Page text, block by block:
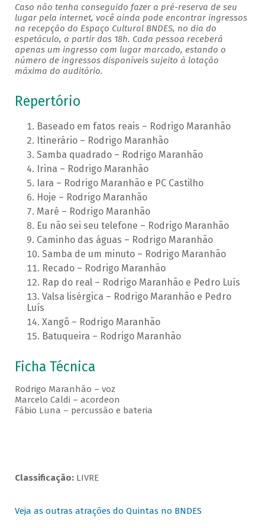
Caso não tenha conseguido fazer a pré-reserva de seu
lugar pela internet, você ainda pode encontrar ingressos
na recepção do Espaço Cultural BNDES, no dia do
espetáculo, a partir das 18h. Cada pessoa receberá
apenas um ingresso com lugar marcado, estando o
número de ingressos disponíveis sujeito à lotação
máxima do auditório.
Repertório
Baseado em fatos reais – Rodrigo Maranhão
Itinerário – Rodrigo Maranhão
Samba quadrado – Rodrigo Maranhão
Irina – Rodrigo Maranhão
Iara – Rodrigo Maranhão e PC Castilho
Hoje – Rodrigo Maranhão
Maré – Rodrigo Maranhão
Eu não sei seu telefone – Rodrigo Maranhão
Caminho das águas – Rodrigo Maranhão
Samba de um minuto – Rodrigo Maranhão
Recado – Rodrigo Maranhão
Rap do real – Rodrigo Maranhão e Pedro Luís
Valsa lisérgica – Rodrigo Maranhão e Pedro
Luís
Xangô – Rodrigo Maranhão
Batuqueira – Rodrigo Maranhão
Ficha Técnica
Rodrigo Maranhão – voz
Marcelo Caldi – acordeon
Fábio Luna – percussão e bateria
Classificação: LIVRE
Veja as outras atrações do Quintas no BNDES